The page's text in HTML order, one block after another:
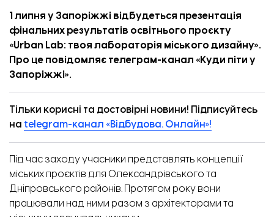
1 липня у Запоріжжі відбудеться презентація
фінальних результатів освітнього проєкту
«Urban Lab: твоя лабораторія міського дизайну».
Про це повідомляє телеграм-канал «Куди піти у
Запоріжжі».
Тільки корисні та достовірні новини! Підписуйтесь
на telegram-канал «Відбудова. Онлайн»!
Під час заходу учасники представлять концепції
міських проєктів для Олександрівського та
Дніпровського районів. Протягом року вони
працювали над ними разом з архітекторами та